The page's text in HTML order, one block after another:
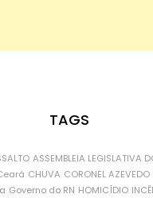
TAGS
ASSEMBLEIA LEGISLATIVA
CHUVA CORONEL AZEVEDO
Governo do RN HOMICÍDIO